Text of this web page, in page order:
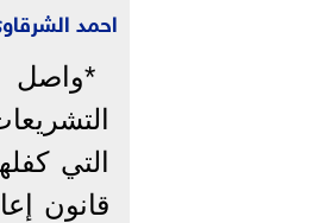
احمد
*واصل
التي
قانون